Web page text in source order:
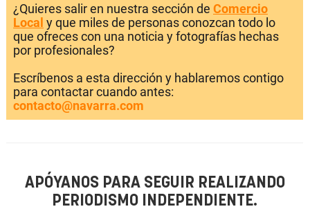
¿Quieres salir en nuestra sección de Comercio
Local y que miles de personas conozcan todo lo
que ofreces con una noticia y fotografías hechas
por profesionales?
Escríbenos a esta dirección y hablaremos contigo
para contactar cuando antes:
contacto@navarra.com
APÓYANOS PARA SEGUIR REALIZANDO
PERIODISMO INDEPENDIENTE.